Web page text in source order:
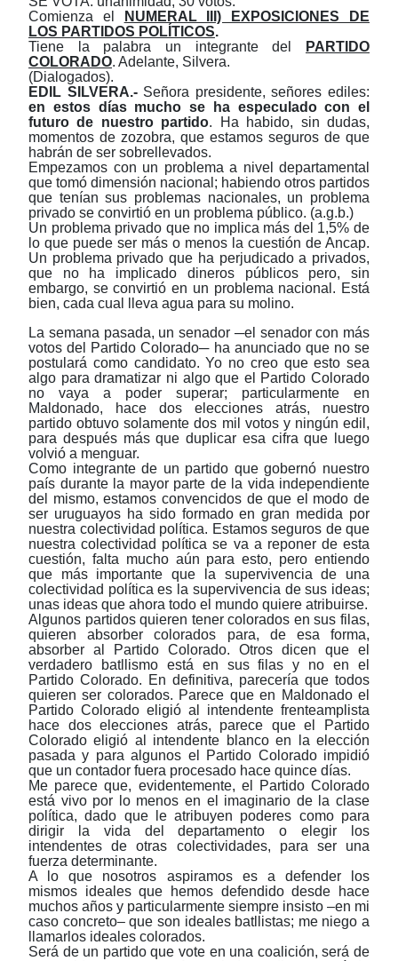
Comienza el
NUMERAL III) EXPOSICIONES DE
LOS PARTIDOS POLÍTICOS.
Tiene la palabra un integrante del
PARTIDO
COLORADO. Adelante, Silvera.
(Dialogados).
EDIL SILVERA.- Señora presidente, señores ediles:
en estos días mucho se ha especulado con el
futuro de nuestro partido. Ha habido, sin dudas,
momentos de zozobra, que estamos seguros de que
habrán de ser sobrellevados.
Empezamos con un problema a nivel departamental
que tomó dimensión nacional; habiendo otros partidos
que tenían sus problemas nacionales, un problema
privado se convirtió en un problema público. (a.g.b.)
Un problema privado que no implica más del 1,5% de
lo que puede ser más o menos la cuestión de Ancap.
Un problema privado que ha perjudicado a privados,
que no ha implicado dineros públicospero, sin
embargo, se convirtió en un problema nacional. Está
bien, cada cual lleva agua para su molino.
La semana pasada, un senador ─el senador con más
votos del Partido Colorado─ ha anunciado que no se
postulará como candidato. Yo no creo que esto sea
algo para dramatizar ni algo que el Partido Colorado
no vaya a poder superar; particularmente en
Maldonado, hace dos elecciones atrás, nuestro
partido obtuvo solamente dos mil votos y ningún edil,
para después más que duplicar esa cifra que luego
volvió a menguar.
Como integrante de un partido que gobernó nuestro
país durante la mayor parte de la vida independiente
del mismo, estamos convencidos de que el modo de
ser uruguayos ha sido formado en gran medida por
nuestra colectividad política. Estamos seguros de que
nuestra colectividad política se va a reponer de esta
cuestión, falta mucho aún para esto, pero entiendo
que más importante que la supervivencia de una
colectividad política es la supervivencia de sus ideas;
unas ideas que ahora todo el mundo quiere atribuirse.
Algunos partidos quieren tener colorados en sus filas,
quieren absorber colorados para, de esa forma,
absorber al Partido Colorado. Otros dicen que el
verdadero batllismo está en sus filas y no en el
Partido Colorado. En definitiva, parecería que todos
quieren ser colorados. Parece que en Maldonado el
Partido Colorado eligió al intendente frenteamplista
hace dos elecciones atrás, parece que el Partido
Colorado eligió al intendente blanco en la elección
pasada y para algunos el Partido Colorado impidió
que un contador fuera procesado hace quince días.
Me parece que, evidentemente, el Partido Colorado
está vivo por lo menos en el imaginario de la clase
política, dado que le atribuyen poderes como para
dirigir la vida del departamento o elegir los
intendentes de otras colectividades, para ser una
fuerza determinante.
A lo que nosotros aspiramos es a defender los
mismos ideales que hemos defendido desde hace
muchos años y particularmente siempre insisto ‒en mi
caso concreto‒ que son ideales batllistas; me niego a
llamarlos ideales colorados.
Será de un partido que vote en una coalición, será de